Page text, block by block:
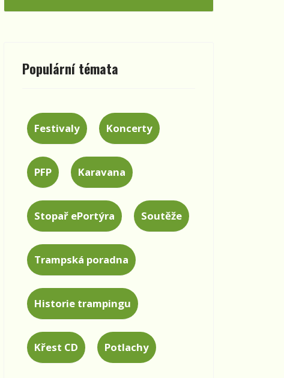
Populární témata
Festivaly Koncerty
PFP Karavana
Stopař ePortýra Soutěže
Trampská poradna
Historie trampingu
Křest CD Potlachy